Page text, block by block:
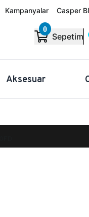
Kampanyalar Casper
0
Sepetim
Aksesuar